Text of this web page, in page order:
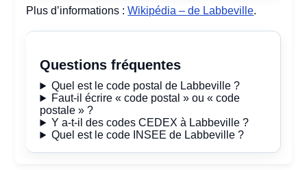
Plus d’informations :Wikipédia – de Labbeville.
Questions fréquentes
Quel est le code postal de Labbeville ?
Faut-il écrire « code postal » ou « code
postale » ?
Y a-t-il des codes CEDEX à Labbeville ?
Quel est le code INSEE de Labbeville ?